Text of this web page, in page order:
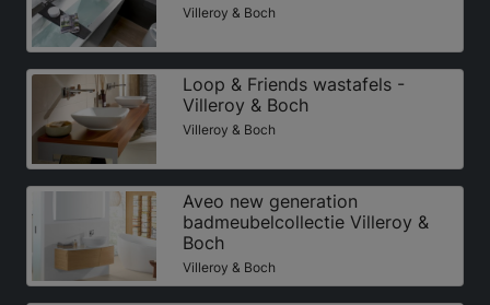
Villeroy & Boch
Loop & Friends wastafels -
Villeroy & Boch
Villeroy & Boch
Aveo new generation
badmeubelcollectie Villeroy &
Boch
Villeroy & Boch